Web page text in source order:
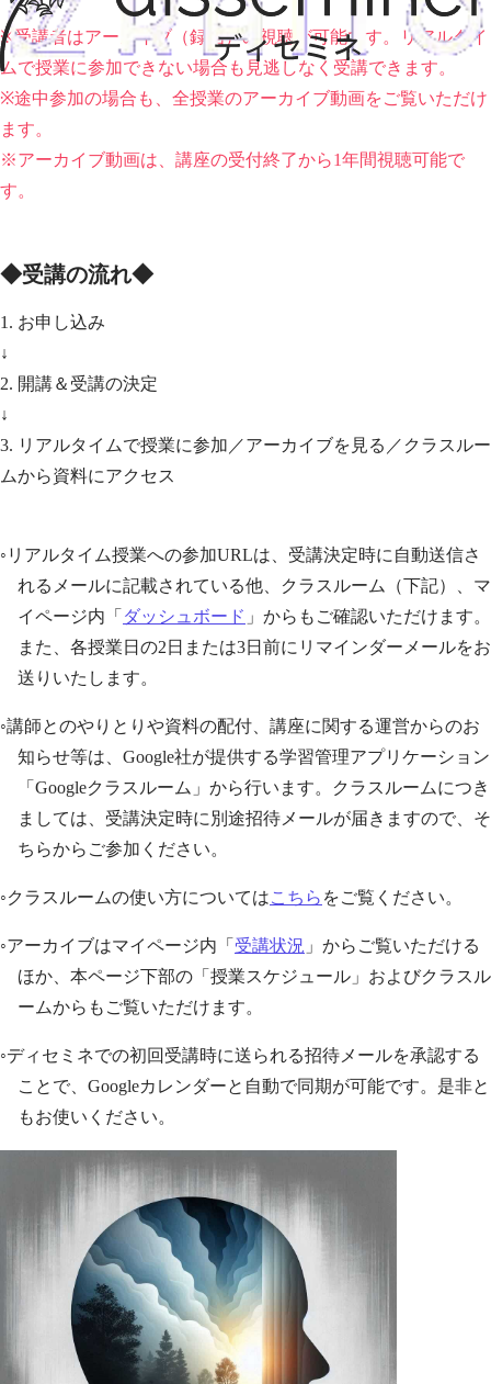
※受講者はアーカイブ（録画）の視聴が可能です。リアルタイ
ムで授業に参加できない場合も見逃しなく受講できます。
※途中参加の場合も、全授業のアーカイブ動画をご覧いただけ
ます。
※アーカイブ動画は、講座の受付終了から1年間視聴可能で
す。
◆受講の流れ◆
1. お申し込み
↓
2. 開講＆受講の決定
↓
3. リアルタイムで授業に参加／アーカイブを見る／クラスルー
ムから資料にアクセス
◦リアルタイム授業への参加URLは、受講決定時に自動送信さ
れるメールに記載されている他、クラスルーム（下記）、マ
イページ内「 ダッシュボード 」からもご確認いただけます。
また、各授業日の2日または3日前にリマインダーメールをお
送りいたします。
◦講師とのやりとりや資料の配付、講座に関する運営からのお
知らせ等は、Google社が提供する学習管理アプリケーション
「Googleクラスルーム」から行います。クラスルームにつき
ましては、受講決定時に別途招待メールが届きますので、そ
ちらからご参加ください。
◦クラスルームの使い方についてはこちら をご覧ください。
◦アーカイブはマイページ内「 受講状況 」からご覧いただける
ほか、本ページ下部の「授業スケジュール」およびクラスル
ームからもご覧いただけます。
◦ディセミネでの初回受講時に送られる招待メールを承認する
ことで、Googleカレンダーと自動で同期が可能です。是非と
もお使いください。